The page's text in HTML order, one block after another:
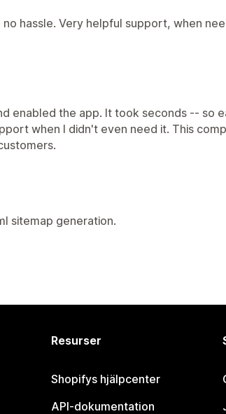
no hassle. Very helpful support, when
enabled the app. It took seconds -- so
when I didn't even need it. This
sitemap generation.
Resurser
Shopifys hjälpcenter
API-dokumentation